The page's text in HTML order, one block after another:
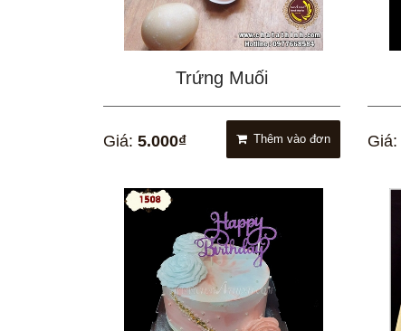
Trứng Muối
Giá: 5.000₫ Thêm vào đơn Giá: